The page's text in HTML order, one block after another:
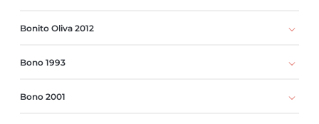
Bonito Oliva 2012
Bono 1993
Bono 2001